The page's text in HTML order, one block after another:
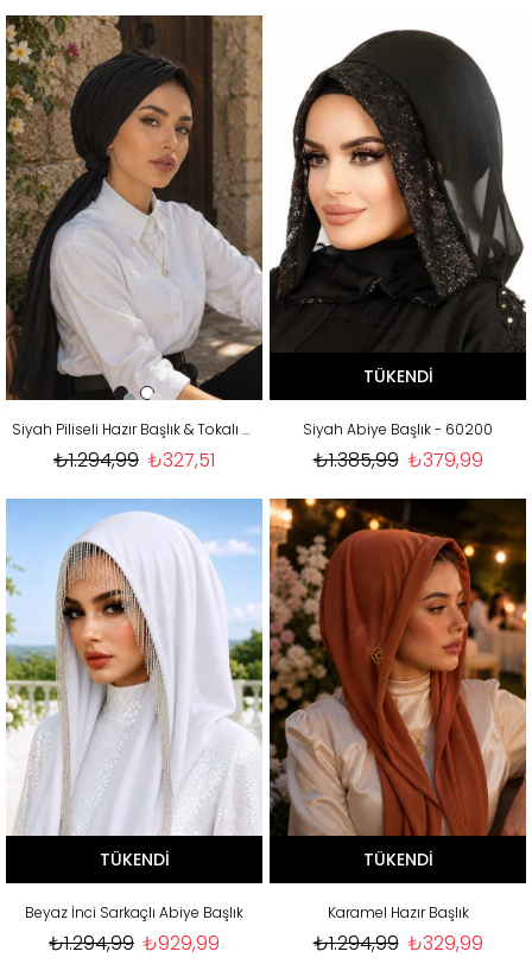
Siyah Piliseli Hazır Başlık & Tokalı Bone
₺327,51
₺1.294,99
TÜKENDI
Siyah Abiye Başlık - 60200
₺379,99
₺1.385,99
TÜKENDI
Beyaz İnci Sarkaçlı Abiye Başlık
₺929,99
₺1.294,99
TÜKENDI
Karamel Hazır Başlık
₺329,99
₺1.294,99